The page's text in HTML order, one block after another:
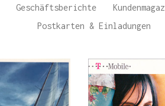
Geschäftsberichte
Postkarten & Einladungen